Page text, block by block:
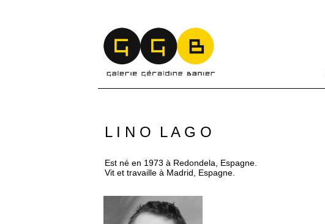
L I N O L A G O
Est né en 1973 à Redondela, Espagne.
Vit et travaille à Madrid, Espagne.